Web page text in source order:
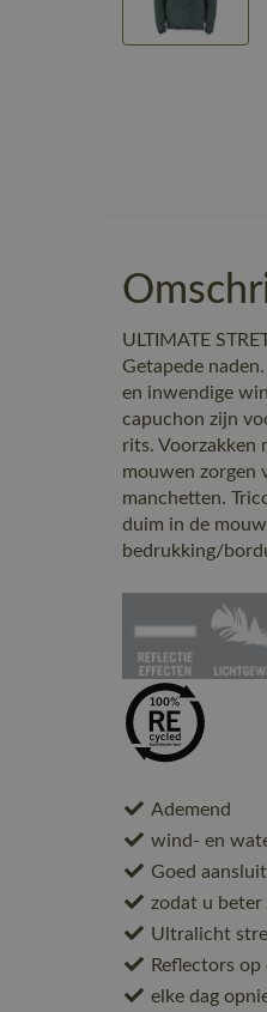
ULTIMATE
Getapede
en inwendige
capuchon zijn
rits. Voorzakken
mouwen zorgen
manchetten.
duim in de
bedrukking/
Ademend
wind- en
Goed
zodat u
Ultralicht
Reflectors
elke dag